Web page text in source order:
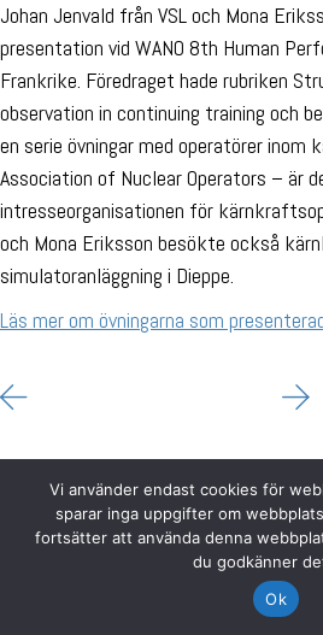
Johan Jenvald från VSL och Mona
presentation vid WANO 8th Human
Frankrike. Föredraget hade rubriken
observation in continuing training och
en serie övningar med operatörer inom
Association of Nuclear Operators – är
intresseorganisationen för
och Mona Eriksson besökte också
simulatoranläggning i Dieppe.
Läs mer om övningarna som
Vi använder endast cookies för
sparar inga uppgifter om
fortsätter att använda denna
du godkänner
Ok